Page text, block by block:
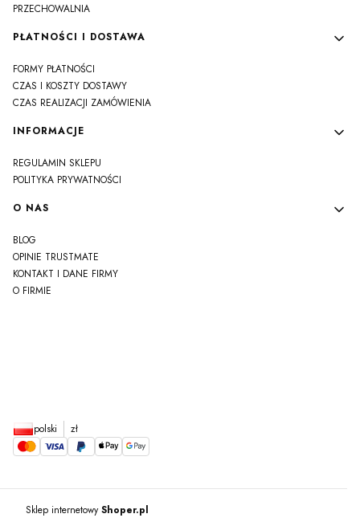
PRZECHOWALNIA
PŁATNOŚCI I DOSTAWA
FORMY PŁATNOŚCI
CZAS I KOSZTY DOSTAWY
CZAS REALIZACJI ZAMÓWIENIA
INFORMACJE
REGULAMIN SKLEPU
POLITYKA PRYWATNOŚCI
O NAS
BLOG
OPINIE TRUSTMATE
KONTAKT I DANE FIRMY
O FIRMIE
polski zł
Sklep internetowyShoper.pl